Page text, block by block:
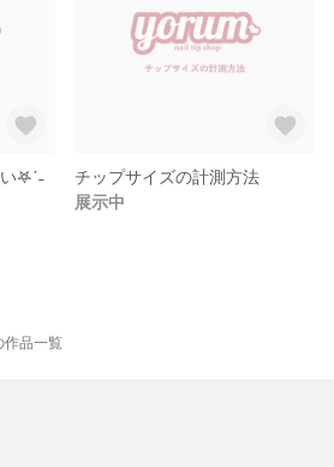
𖤐ˊ˗
チップサイズの計測方法
展示中
品一覧